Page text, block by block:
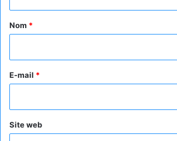
a
e
Nom *
E-mail *
Site web